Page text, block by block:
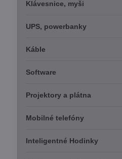
Klávesnice, myši
UPS, powerbanky
Káble
Software
Projektory a plátna
Mobilné telefóny
Inteligentné Hodinky